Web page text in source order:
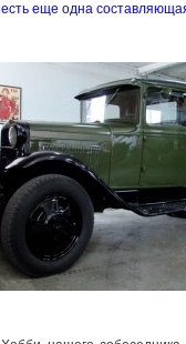
есть еще одна